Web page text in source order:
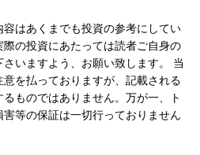
はあくまでも投資の参考にしてい
の投資にあたっては読者ご自身の
いますよう、お願い致します。 当
を払っておりますが、記載される
ものではありません。万が一、ト
等の保証は一切行っておりません